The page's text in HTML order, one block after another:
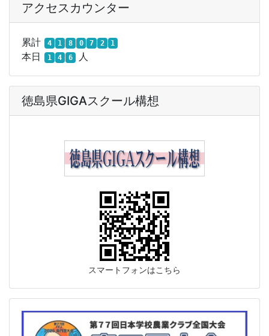
アクセスカウンター
累計 4 1 8 0 7 2 1
本日 1 4 6 人
徳島県GIGAスクール構想
スマートフォンはこちら